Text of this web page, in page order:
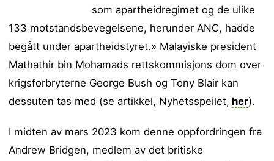
som apartheidregimet og de ulike
133 motstandsbevegelsene, herunder ANC, hadde
begått under apartheidstyret.» Malayiske president
Mathathir bin Mohamads rettskommisjons dom over
krigsforbryterne George Bush og Tony Blair kan
dessuten tas med (se artikkel, Nyhetsspeilet, her).
I midten av mars 2023 kom denne oppfordringen fra
Andrew Bridgen, medlem av det britiske